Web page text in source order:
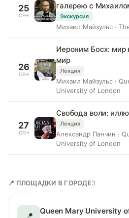
25
СЕН
галерею с
Экскурсия
Михаил Майзульс ·
26
СЕН
Иероним Босх: мир
мир
Лекция
Михаил Майзульс ·
University of London
27
СЕН
Свобода воли:
Лекция
Александр Панчин ·
University of London
📍 ПЛОЩАДКИ В ГОРОДЕ3
Queen Mary University